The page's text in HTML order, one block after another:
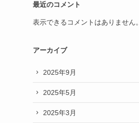
最近のコメント
表示できるコメントはありません。
アーカイブ
2025年9月
2025年5月
2025年3月